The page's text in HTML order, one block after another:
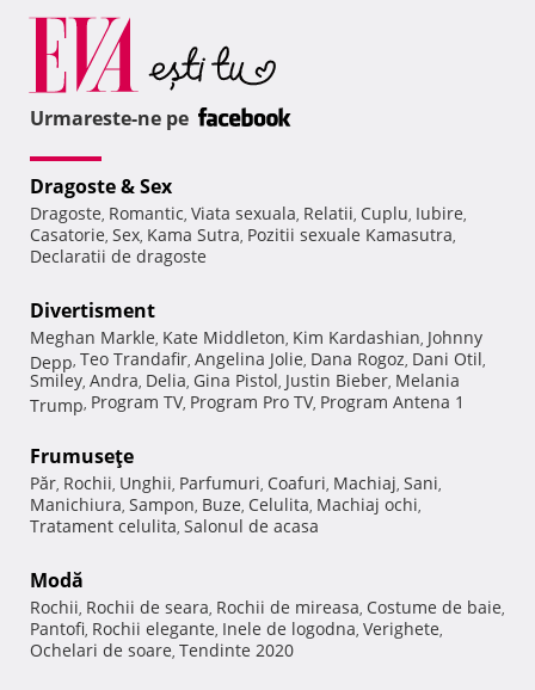
Urmareste-ne pe
Dragoste & Sex
Dragoste, Romantic, Viata sexuala, Relatii, Cuplu, Iubire,
Casatorie, Sex, Kama Sutra, Pozitii sexuale Kamasutra,
Declaratii de dragoste
Divertisment
Meghan Markle, Kate Middleton, Kim Kardashian, Johnny
Depp, Teo Trandafir, Angelina Jolie, Dana Rogoz, Dani Otil,
Smiley, Andra, Delia, Gina Pistol, Justin Bieber, Melania
Trump, Program TV, Program Pro TV, Program Antena 1
Frumuseţe
Păr, Rochii, Unghii, Parfumuri, Coafuri, Machiaj, Sani,
Manichiura, Sampon, Buze, Celulita, Machiaj ochi,
Tratament celulita, Salonul de acasa
Modă
Rochii, Rochii de seara, Rochii de mireasa, Costume de baie,
Pantofi, Rochii elegante, Inele de logodna, Verighete,
Ochelari de soare, Tendinte 2020